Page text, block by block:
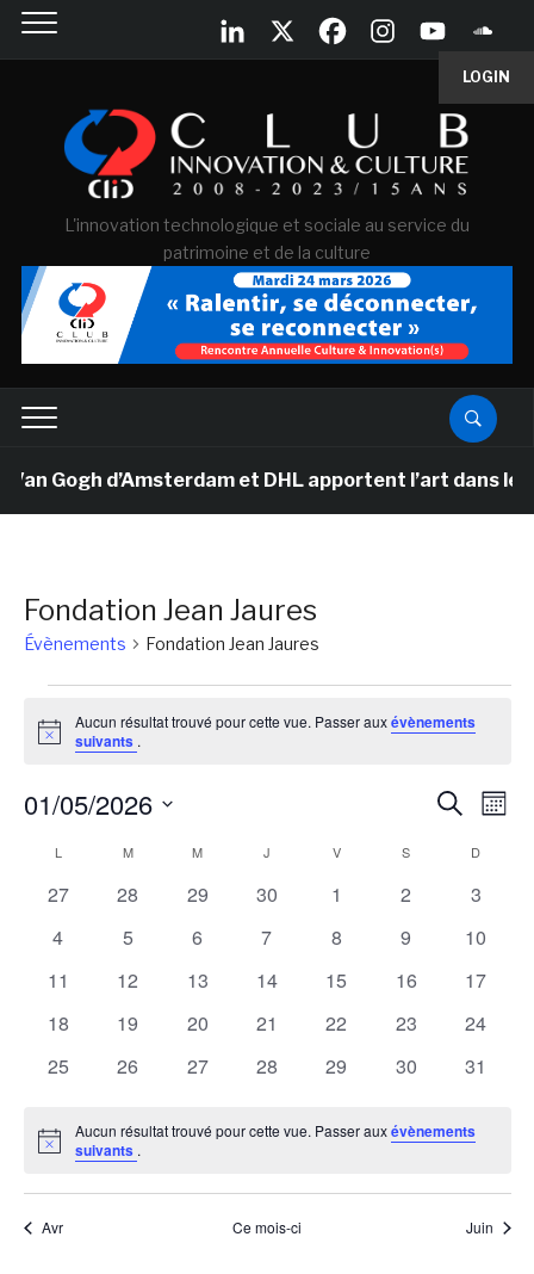
LOGIN
L'innovation technologique et sociale au service du
patrimoine et de la culture
Gogh d’Amsterdam et DHL apportent l’art dans
Fondation Jean Jaures
Évènements Fondation Jean Jaures
Notice
Aucun résultat trouvé pour cette vue. Passer auxévènements
suivants .
de
Mois
01/05/2026
date.
Calendrier
de
Évènements
LLUNDI MMARDI M MERCREDI
J VVENDREDIS D
0
27
0
28
0
29
0
30
0
1
0
2
0
3
0
4
0
5
0
6
0
7
0
8
0
9
0
10
0
11
0
12
0
13
0
14
0
15
0
16
0
17
0
18
0
19
0
20
0
21
0
22
0
23
0
24
0
25
0
26
0
27
0
28
0
29
0
30
0
31
Notice
Aucun résultat trouvé pour cette vue. Passer auxévènements
suivants .
Avr Ce mois-ci Juin